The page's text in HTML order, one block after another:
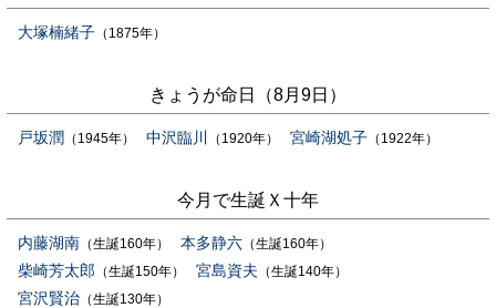
大塚楠緒子 （1875年）
きょうが命日（8月9日）
戸坂潤 （1945年） 中沢臨川 （1920年） 宮崎湖処子 （1922年）
今月で生誕Ｘ十年
内藤湖南 （生誕160年） 本多静六 （生誕160年）
柴崎芳太郎 （生誕150年） 宮島資夫 （生誕140年）
宮沢賢治 （生誕130年）